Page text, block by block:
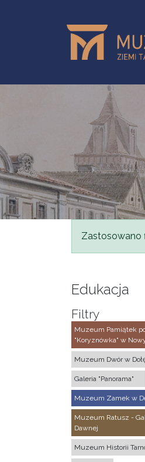
Komunikat
Zastosowano
Edukacja
Filtry
Muzeum Pamiątek
"Koryznówka" w
Muzeum Dwór w
Galeria "Panorama"
Muzeum Zamek w
Muzeum Ratusz -
Dawnej
Muzeum Historii